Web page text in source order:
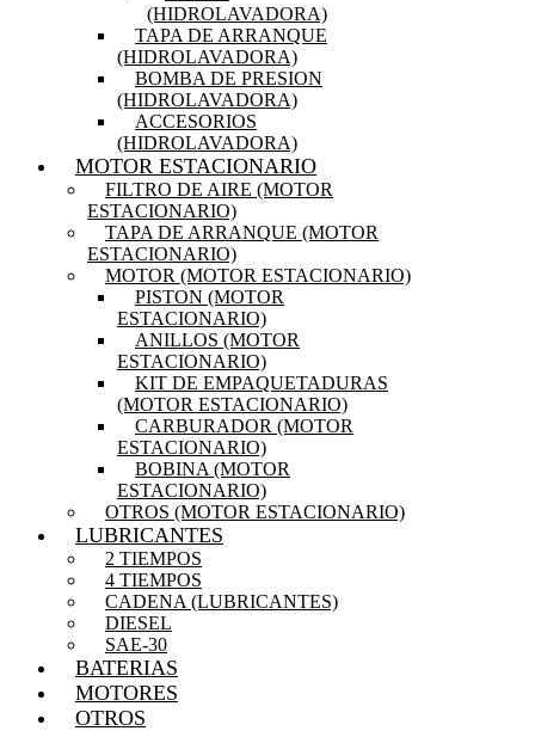
(HIDROLAVADORA)
TAPA DE ARRANQUE
(HIDROLAVADORA)
BOMBA DE PRESION
(HIDROLAVADORA)
ACCESORIOS
(HIDROLAVADORA)
MOTOR ESTACIONARIO
FILTRO DE AIRE (MOTOR
ESTACIONARIO)
TAPA DE ARRANQUE (MOTOR
ESTACIONARIO)
MOTOR (MOTOR ESTACIONARIO)
PISTON (MOTOR
ESTACIONARIO)
ANILLOS (MOTOR
ESTACIONARIO)
KIT DE EMPAQUETADURAS
(MOTOR ESTACIONARIO)
CARBURADOR (MOTOR
ESTACIONARIO)
BOBINA (MOTOR
ESTACIONARIO)
OTROS (MOTOR ESTACIONARIO)
LUBRICANTES
2 TIEMPOS
4 TIEMPOS
CADENA (LUBRICANTES)
DIESEL
SAE-30
BATERIAS
MOTORES
OTROS